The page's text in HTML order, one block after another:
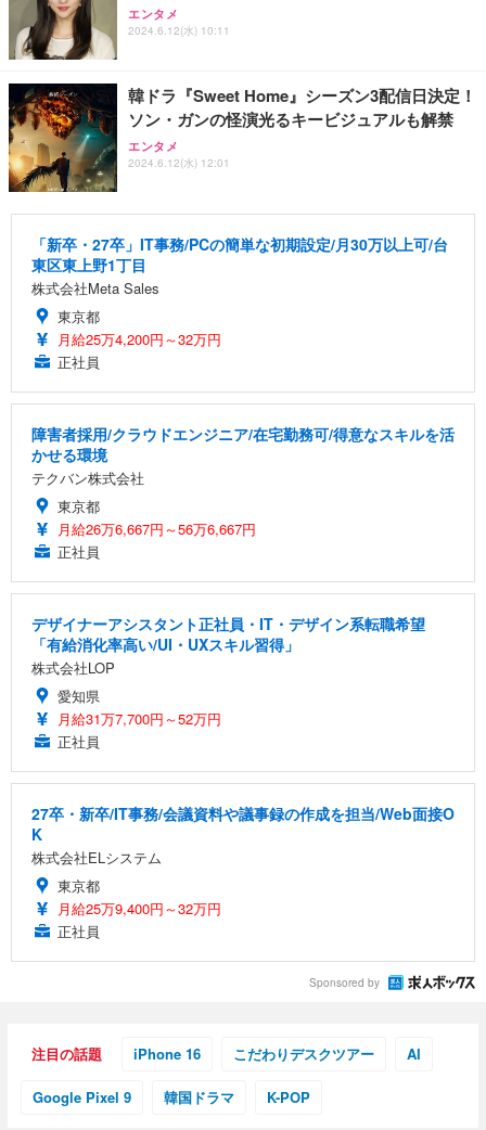
エンタメ
2024.6.12(水) 10:11
韓ドラ『Sweet Home』シーズン3配信日決定！
ソン・ガンの怪演光るキービジュアルも解禁
エンタメ
2024.6.12(水) 12:01
「新卒・27卒」IT事務/PCの簡単な初期設定/月30万以上可/台
東区東上野1丁目
株式会社Meta Sales
東京都
月給25万4,200円～32万円
正社員
障害者採用/クラウドエンジニア/在宅勤務可/得意なスキルを活
かせる環境
テクバン株式会社
東京都
月給26万6,667円～56万6,667円
正社員
デザイナーアシスタント正社員・IT・デザイン系転職希望
「有給消化率高い/UI・UXスキル習得」
株式会社LOP
愛知県
月給31万7,700円～52万円
正社員
27卒・新卒/IT事務/会議資料や議事録の作成を担当/Web面接O
K
株式会社ELシステム
東京都
月給25万9,400円～32万円
正社員
Sponsored by
注目の話題 iPhone 16 こだわりデスクツアー AI
Google Pixel 9 韓国ドラマ K-POP